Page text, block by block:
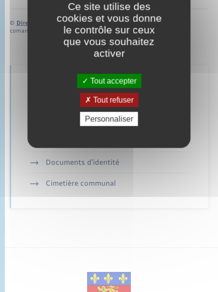
© Direction de l’information légale et administrative
comarquage developpé par baseo.io
Retrouvez aussi
Parrainage civil
Documents d’identité
Cimetière communal
Ce site utilise des
cookies et vous donne
le contrôle sur ceux
que vous souhaitez
activer
Tout accepter
Tout refuser
Personnaliser